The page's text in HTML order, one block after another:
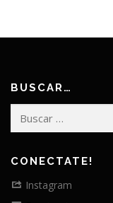
BUSCAR…
CONECTATE!
Instagram